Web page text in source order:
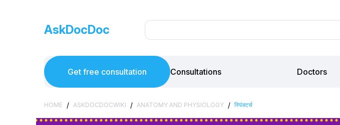
AskDocDoc
Get free consultation Consultations Doctors
HOME / ASKDOCDOCWIKI / ANATOMY AND PHYSIOLOGY / स्पिंक्टर्स